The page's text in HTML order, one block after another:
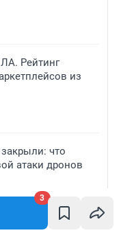
3
Рейтинг
из
что
атаки дронов